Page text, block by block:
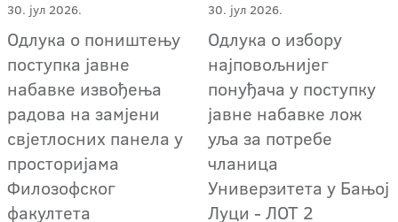
30. јул 2026.
Одлука о поништењу
поступкa јавне
набавке извођења
радова на замјени
свјетлосних панела у
просторијама
Филозофског
факултета
30. јул 2026.
Одлука о избору
најповољнијег
понуђача у поступку
јавне набавке лож
уља за потребе
чланица
Универзитета у Бањој
Луци - ЛОТ 2